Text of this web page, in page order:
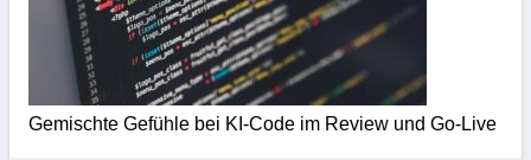
Gemischte Gefühle bei KI-Code im Review und Go-Live